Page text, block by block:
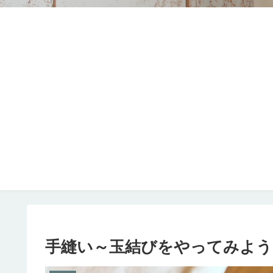
手縫い～玉結びをやってみよ